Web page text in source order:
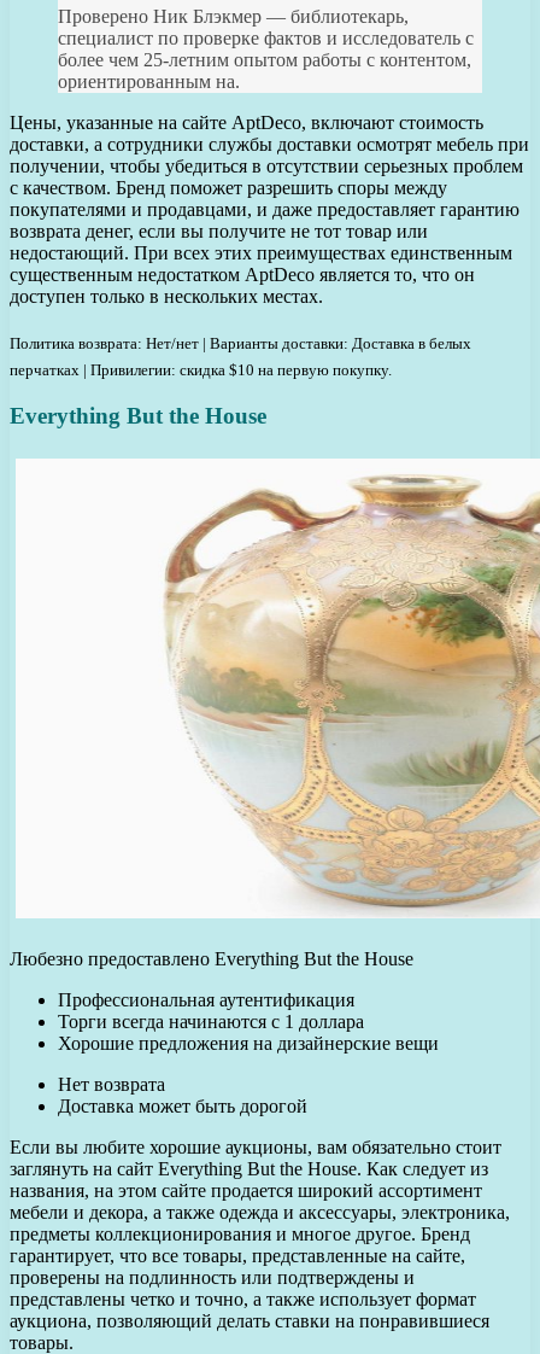
Проверено Ник Блэкмер — библиотекарь,
специалист по проверке фактов и исследователь с
более чем 25-летним опытом работы с контентом,
ориентированным на.
Цены, указанные на сайте AptDeco, включают стоимость
доставки, а сотрудники службы доставки осмотрят мебель при
получении, чтобы убедиться в отсутствии серьезных проблем
с качеством. Бренд поможет разрешить споры между
покупателями и продавцами, и даже предоставляет гарантию
возврата денег, если вы получите не тот товар или
недостающий. При всех этих преимуществах единственным
существенным недостатком AptDeco является то, что он
доступен только в нескольких местах.
Политика возврата: Нет/нет | Варианты доставки: Доставка в белых
перчатках | Привилегии: скидка $10 на первую покупку.
Everything But the House
Любезно предоставлено Everything But the House
Профессиональная аутентификация
Торги всегда начинаются с 1 доллара
Хорошие предложения на дизайнерские вещи
Нет возврата
Доставка может быть дорогой
Если вы любите хорошие аукционы, вам обязательно стоит
заглянуть на сайт Everything But the House. Как следует из
названия, на этом сайте продается широкий ассортимент
мебели и декора, а также одежда и аксессуары, электроника,
предметы коллекционирования и многое другое. Бренд
гарантирует, что все товары, представленные на сайте,
проверены на подлинность или подтверждены и
представлены четко и точно, а также использует формат
аукциона, позволяющий делать ставки на понравившиеся
товары.